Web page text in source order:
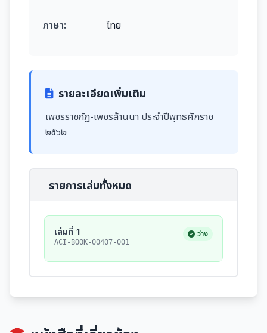
ภาษา: ไทย
รายละเอียดเพิ่มเติม
เพชรราชภัฏ-เพชรล้านนา ประจำปีพุทธศักราช
๒๕๖๒
รายการเล่มทั้งหมด
เล่มที่ 1
ACI-BOOK-00407-001
ว่าง